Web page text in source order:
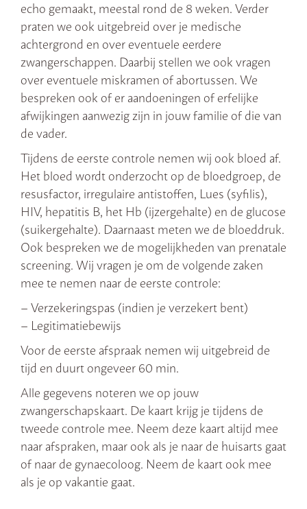
echo gemaakt, meestal rond de 8 weken. Verder
praten we ook uitgebreid over je medische
achtergrond en over eventuele eerdere
zwangerschappen. Daarbij stellen we ook vragen
over eventuele miskramen of abortussen. We
bespreken ook of er aandoeningen of erfelijke
afwijkingen aanwezig zijn in jouw familie of die van
de vader.
Tijdens de eerste controle nemen wij ook bloed af.
Het bloed wordt onderzocht op de bloedgroep, de
resusfactor, irregulaire antistoffen, Lues (syfilis),
HIV, hepatitis B, het Hb (ijzergehalte) en de glucose
(suikergehalte). Daarnaast meten we de bloeddruk.
Ook bespreken we de mogelijkheden van prenatale
screening. Wij vragen je om de volgende zaken
mee te nemen naar de eerste controle:
– Verzekeringspas (indien je verzekert bent)
– Legitimatiebewijs
Voor de eerste afspraak nemen wij uitgebreid de
tijd en duurt ongeveer 60 min.
Alle gegevens noteren we op jouw
zwangerschapskaart. De kaart krijg je tijdens de
tweede controle mee. Neem deze kaart altijd mee
naar afspraken, maar ook als je naar de huisarts gaat
of naar de gynaecoloog. Neem de kaart ook mee
als je op vakantie gaat.